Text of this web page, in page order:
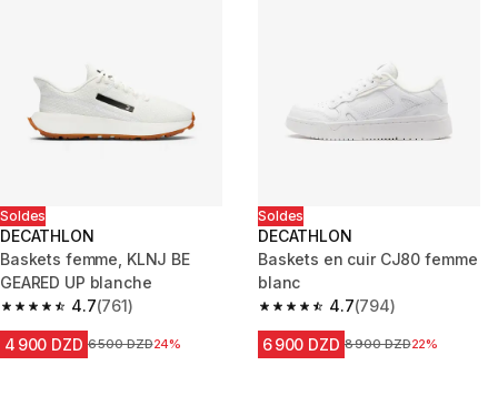
Soldes
DECATHLON
Baskets femme, KLNJ BE
GEARED UP blanche
4.7
4.7 out of 5 stars from 761 reviews
(761)
4 900 DZD Prix avant la réduction
6 500 DZD24%
Soldes
DECATHLON
Baskets en cuir CJ80 femme
blanc
4.7
4.7 out of 5 stars from 794
(794)
6 900 DZD Prix avant la réduction
8 900 DZD22%